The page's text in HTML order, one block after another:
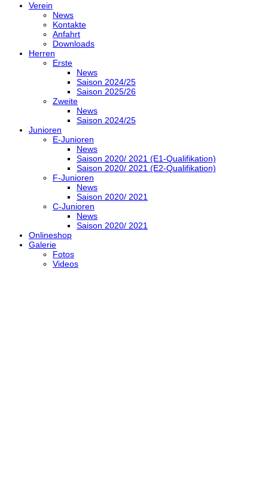
Verein
News
Kontakte
Anfahrt
Downloads
Herren
Erste
News
Saison 2024/25
Saison 2025/26
Zweite
News
Saison 2024/25
Junioren
E-Junioren
News
Saison 2020/ 2021 (E1-Qualifikation)
Saison 2020/ 2021 (E2-Qualifikation)
F-Junioren
News
Saison 2020/ 2021
C-Junioren
News
Saison 2020/ 2021
Onlineshop
Galerie
Fotos
Videos